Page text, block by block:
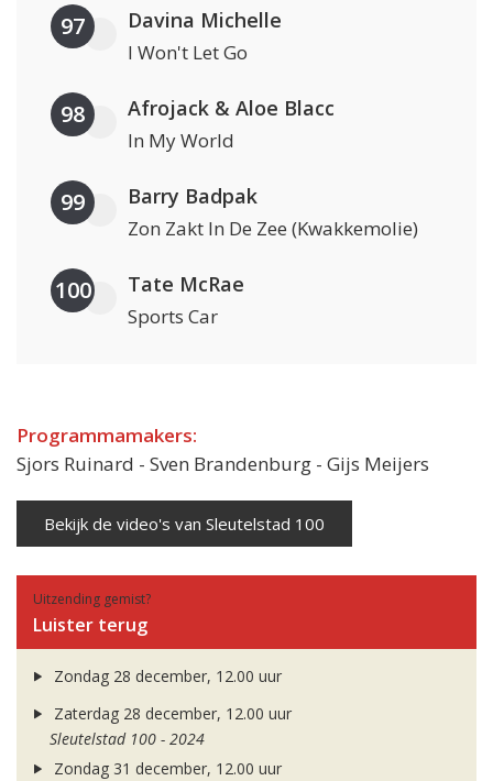
97 Davina Michelle
I Won't Let Go
98 Afrojack & Aloe Blacc
In My World
99 Barry Badpak
Zon Zakt In De Zee (Kwakkemolie)
100 Tate McRae
Sports Car
Programmamakers:
Sjors Ruinard - Sven Brandenburg - Gijs Meijers
Bekijk de video's van Sleutelstad 100
Uitzending gemist?
Luister terug
Zondag 28 december, 12.00 uur
Zaterdag 28 december, 12.00 uur
Sleutelstad 100 - 2024
Zondag 31 december, 12.00 uur